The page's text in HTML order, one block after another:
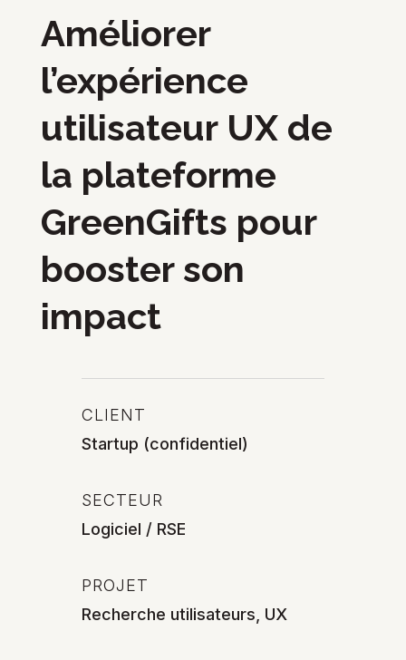
Améliorer
l’expérience
utilisateur UX de
la plateforme
GreenGifts pour
booster son
impact
CLIENT
Startup (confidentiel)
SECTEUR
Logiciel / RSE
PROJET
Recherche utilisateurs, UX